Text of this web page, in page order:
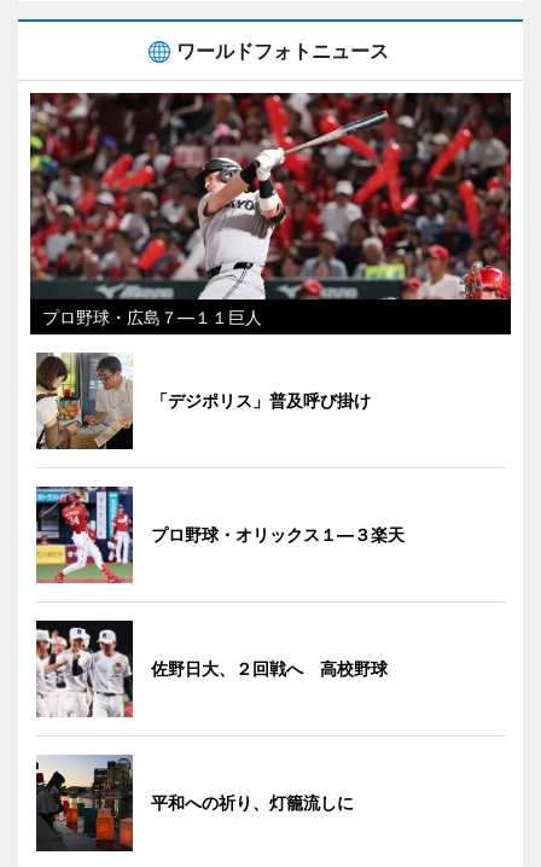
ワールドフォトニュース
プロ野球・広島７―１１巨人
「デジポリス」普及呼び掛け
プロ野球・オリックス１―３楽天
佐野日大、２回戦へ 高校野球
平和への祈り、灯籠流しに